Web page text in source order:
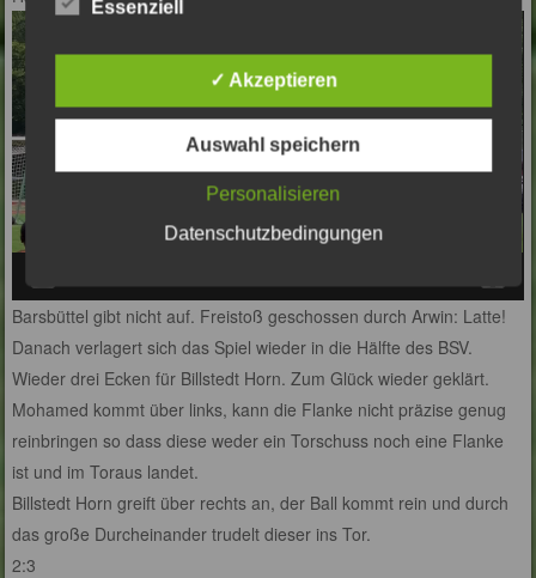
Video-
Player
Barsbüttel gibt nicht auf. Freistoß geschossen durch Arwin: Latte!
Danach verlagert sich das Spiel wieder in die Hälfte des BSV.
Wieder drei Ecken für Billstedt Horn. Zum Glück wieder geklärt.
Mohamed kommt über links, kann die Flanke nicht präzise genug
reinbringen so dass diese weder ein Torschuss noch eine Flanke
ist und im Toraus landet.
Billstedt Horn greift über rechts an, der Ball kommt rein und durch
das große Durcheinander trudelt dieser ins Tor.
2:3
Essenziell
✓ Akzeptieren
Auswahl speichern
Personalisieren
Datenschutzbedingungen